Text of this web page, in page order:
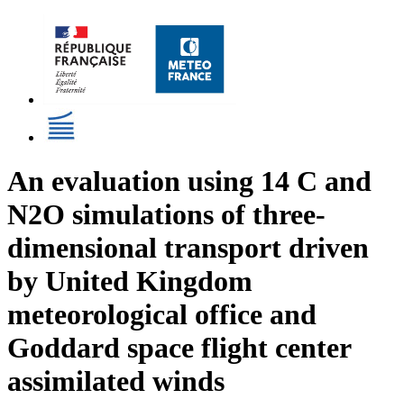
An evaluation using 14 C and
N2O simulations of three-
dimensional transport driven
by United Kingdom
meteorological office and
Goddard space flight center
assimilated winds